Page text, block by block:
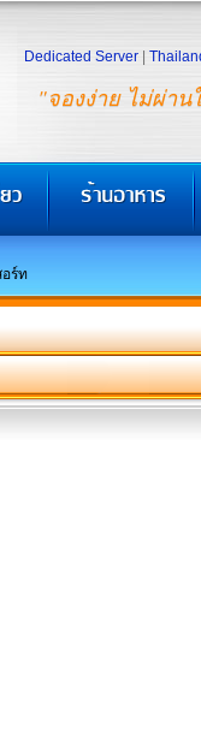
"จองง่าย ไม่ผ่าน
Dedicated Server
อร์ท